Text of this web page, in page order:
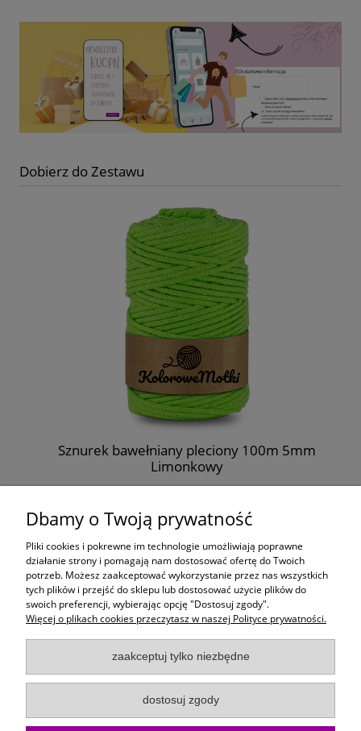
Dobierz do Zestawu
Sznurek bawełniany pleciony 100m 5mm
Limonkowy
Moje konto
Płatności i dostawa
Informacje
O Firmie
Dbamy o Twoją prywatność
Pliki cookies i pokrewne im technologie umożliwiają poprawne
działanie strony i pomagają nam dostosować ofertę do Twoich
potrzeb. Możesz zaakceptować wykorzystanie przez nas wszystkich
tych plików i przejść do sklepu lub dostosować użycie plików do
swoich preferencji, wybierając opcję "Dostosuj zgody".
Więcej o plikach cookies przeczytasz w naszej Polityce prywatności.
zaakceptuj tylko niezbędne
dostosuj zgody